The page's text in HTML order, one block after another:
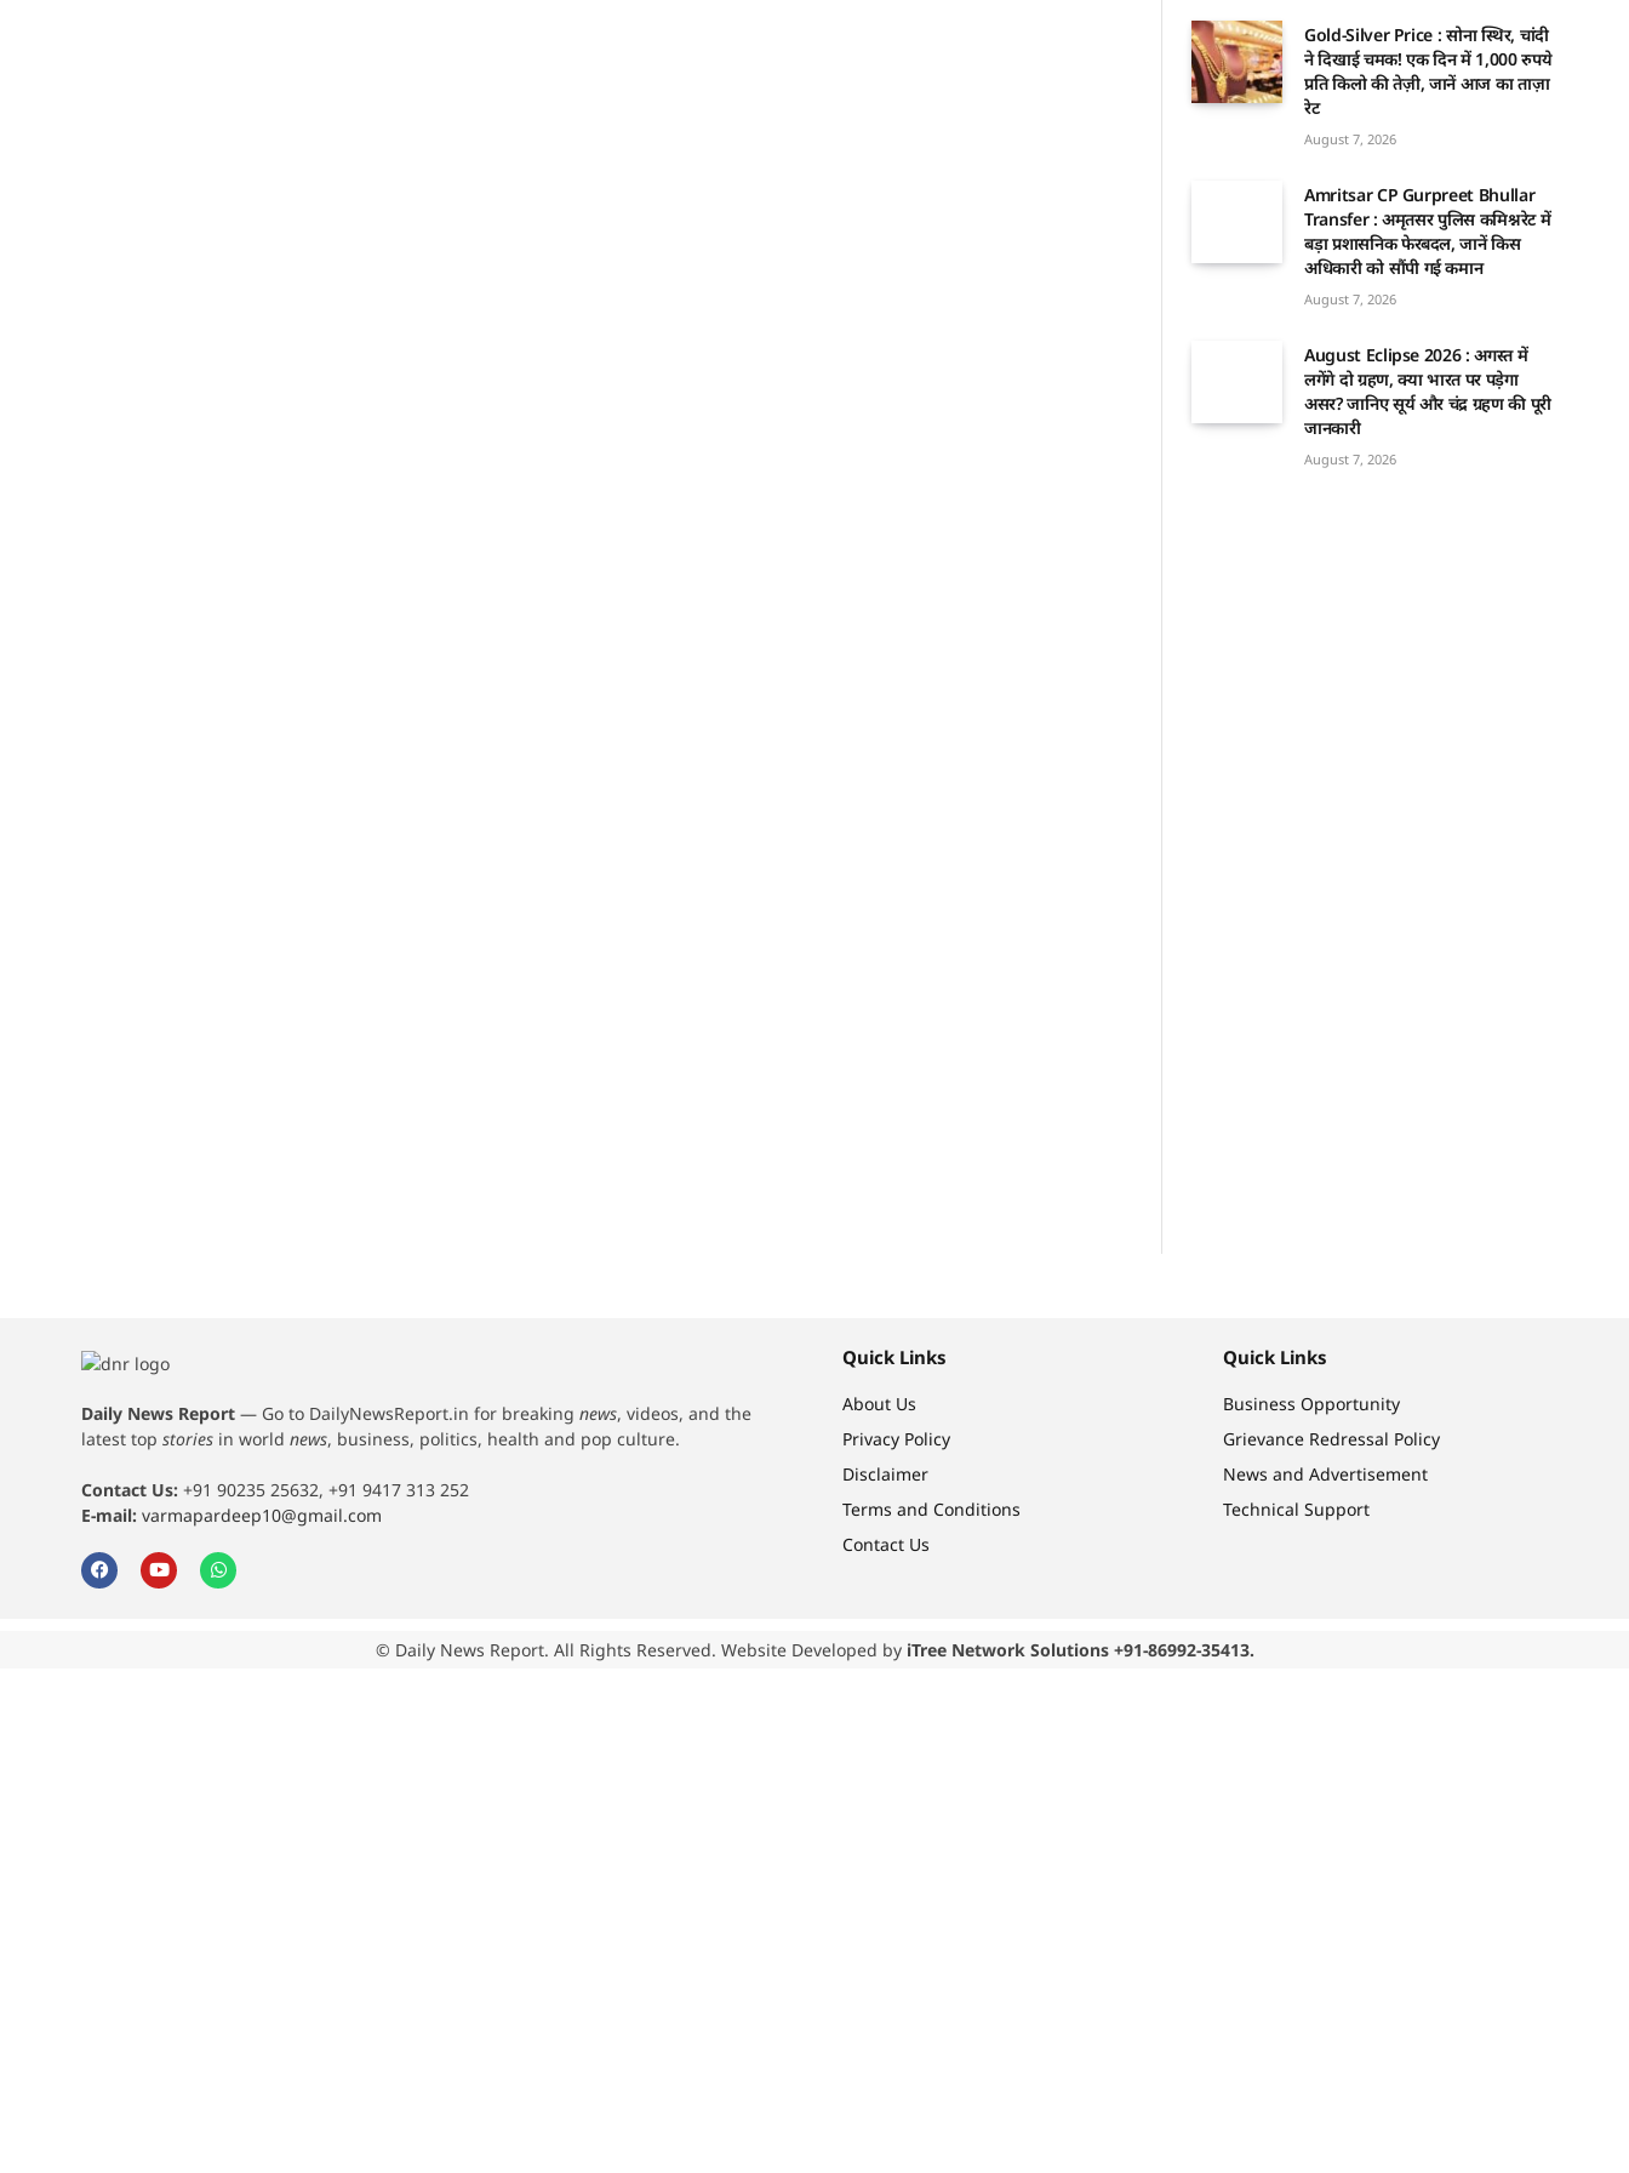
Gold-Silver Price : सोना स्थिर, चांदी
ने दिखाई चमक! एक दिन में 1,000 रुपये
प्रति किलो की तेज़ी, जानें आज का ताज़ा
रेट
August 7, 2026
Amritsar CP Gurpreet Bhullar
Transfer : अमृतसर पुलिस कमिश्नरेट में
बड़ा प्रशासनिक फेरबदल, जानें किस
अधिकारी को सौंपी गई कमान
August 7, 2026
August Eclipse 2026 : अगस्त में
लगेंगे दो ग्रहण, क्या भारत पर पड़ेगा
असर? जानिए सूर्य और चंद्र ग्रहण की पूरी
जानकारी
August 7, 2026
Daily News Report — Go to DailyNewsReport.in for breaking news, videos, and the
latest top stories in world news, business, politics, health and pop culture.
Contact Us: +91 90235 25632, +91 9417 313 252
E-mail: varmapardeep10@gmail.com
Quick Links
About Us
Privacy Policy
Disclaimer
Terms and Conditions
Contact Us
Quick Links
Business Opportunity
Grievance Redressal Policy
News and Advertisement
Technical Support
© Daily News Report. All Rights Reserved. Website Developed by iTree Network Solutions +91-86992-35413.